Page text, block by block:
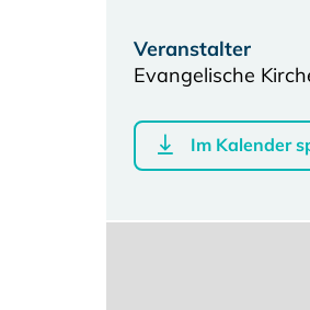
Veranstalter
Evangelische
Im Kalender